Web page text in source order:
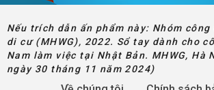
Nếu trích dẫn ấn phẩm này: Nhóm công
di cư (MHWG), 2022. Sổ tay dành cho
Nam làm việc tại Nhật Bản. MHWG, Hà
ngày 30 tháng 11 năm 2024)